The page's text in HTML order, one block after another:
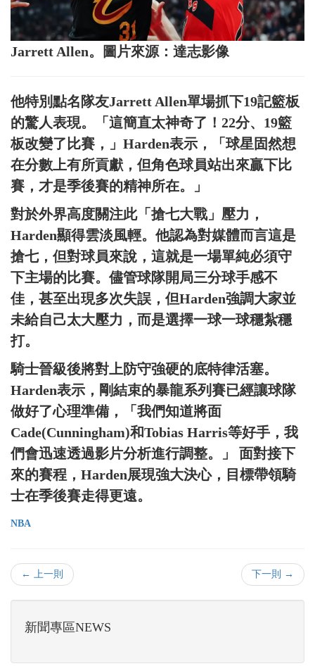
Jarrett Allen。圖片來源：達志影像
他特別點名隊友Jarrett Allen單場抓下19記籃板
的驚人表現。「這簡直太神奇了！22分、19籃
板改變了比賽，」Harden表示，「球星固然想
在分數上有所貢獻，但角色球員站出來贏下比
賽，才是季後賽的精神所在。」
對於外界高度關注此「搶七大戰」壓力，
Harden顯得雲淡風輕。他認為對媒體而言這是
搶七，但對球員來說，這就是一場單純必須守
下主場的比賽。儘管球隊開局三分球手感不
佳，甚至出現多次失誤，但Harden強調大家並
未給自己太大壓力，而是選擇一球一球穩紮穩
打。
騎士晉級後將對上防守強硬的底特律活塞。
Harden表示，剛結束的暴龍系列賽已經讓球隊
做好了心理準備，「我們知道將面
Cade(Cunningham)和Tobias Harris等好手，我
們會迅速透過影片分析進行調整。」 面對接下
來的賽程，Harden展現強大決心，目標帶領騎
士在季後賽走得更遠。
NBA
← 上一則 下一則 →
新聞專區NEWS